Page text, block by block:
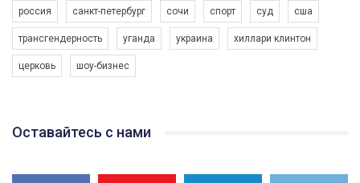
насильству проти ЛГБТ в Україні.
Ми просимо вашої підтримки, щоб реалізувати нашу
програму з боротьби з насильством проти ЛГБТ в Україні.
Якщо ти хочеш підтримати нас - просто натисни "лайк" під
best video, representing programme for the development of
1.9K Просмотров • 226 Нравится • 5 Комментариев
россия санкт-петербург сочи спорт суд сша
трансгендерность уганда украина хиллари клинтон
церковь шоу-бизнес
Оставайтесь с нами